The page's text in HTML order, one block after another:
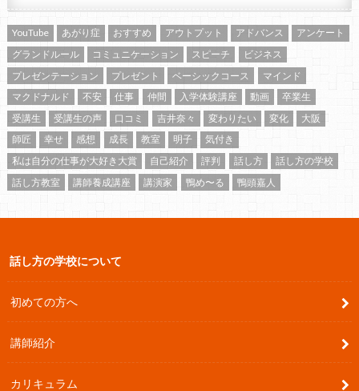
YouTube あがり症 おすすめ アウトプット アドバンス
アンケート
グランドルール
コミュニケーション スピーチ
ビジネス
プレゼンテーション
プレゼント ベーシックコース
マインド
マクドナルド
不安 仕事 仲間 入学体験講座 動画
卒業生
受講生
受講生の声 口コミ 吉井奈々 変わりたい 変化
大阪
師匠
幸せ 感想 成長 教室 明子
気付き
私は自分の仕事が大好き大賞
自己紹介 評判 話し方
話し方の学校
話し方教室
講師養成講座 講演家 鴨め〜る 鴨頭嘉人
話し方の学校について
初めての方へ
講師紹介
カリキュラム